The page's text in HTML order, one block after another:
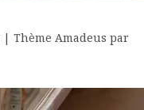
| Thème Amadeus par